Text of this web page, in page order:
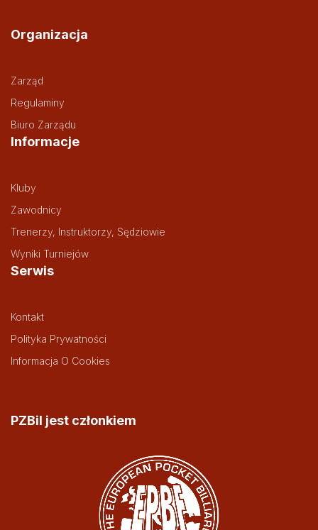
Organizacja
Zarząd
Regulaminy
Biuro Zarządu
Informacje
Kluby
Zawodnicy
Trenerzy, Instruktorzy, Sędziowie
Wyniki Turniejów
Serwis
Kontakt
Polityka Prywatności
Informacja O Cookies
PZBil jest członkiem